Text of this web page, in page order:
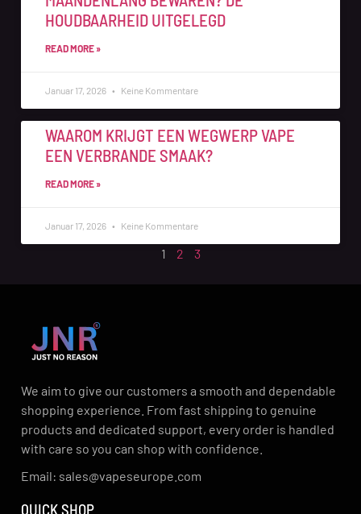
HOUDBAARHEID UITGELEGD
READ MORE »
Januar 17, 2026 Keine Kommentare
WAAROM KRIJGT EEN WEGWERP VAPE
EEN VERBRANDE SMAAK?
READ MORE »
Januar 17, 2026 Keine Kommentare
1 2 3
We aim to give our customers a smooth and dependable
shopping experience. From fast shipping to genuine
products and dedicated support, every order is handled
with care so you can shop with confidence.
Email: sales@vapeseurope.com
QUICK SHOP